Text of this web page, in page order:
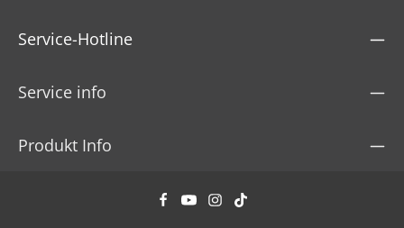
Service-Hotline
Service info
Produkt Info